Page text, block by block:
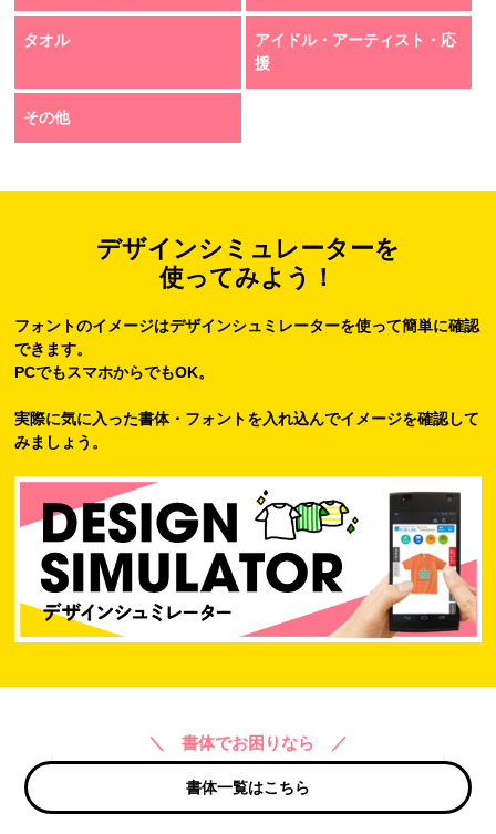
タオル
アイドル・アーティスト・応
援
その他
デザインシミュレーターを
使ってみよう！
フォントのイメージはデザインシュミレーターを使って簡単に確認
できます。
PCでもスマホからでもOK。
実際に気に入った書体・フォントを入れ込んでイメージを確認して
みましょう。
＼ 書体でお困りなら ／
書体一覧はこちら